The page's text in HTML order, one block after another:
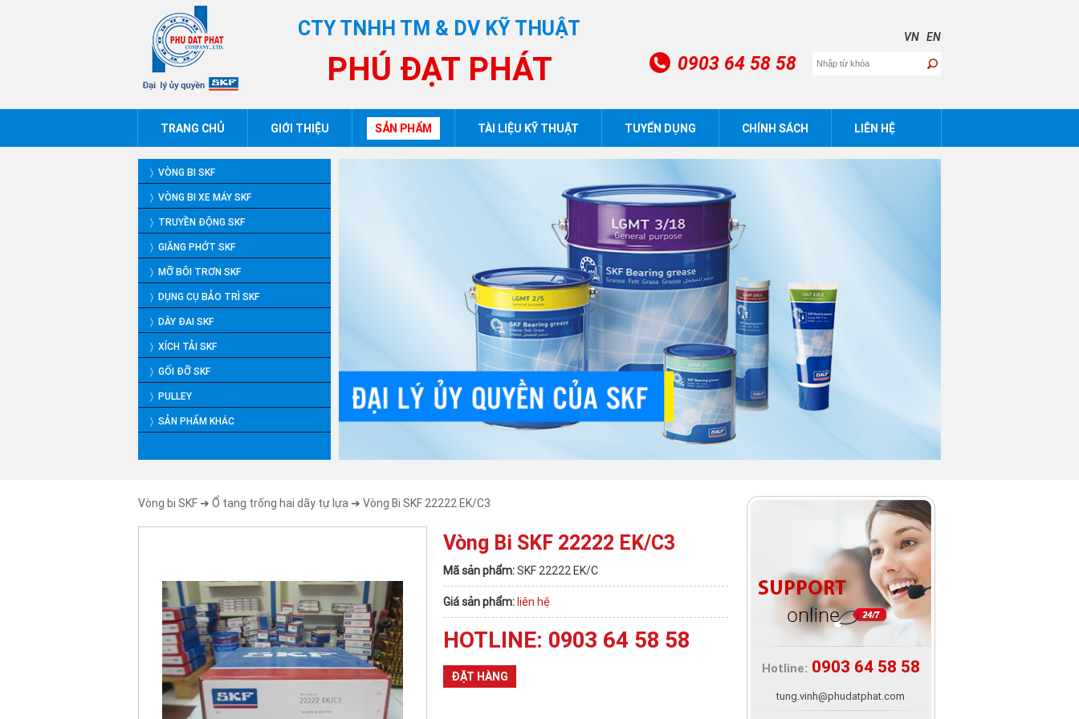
CTY TNHH TM & DV KỸ THUẬT
PHÚ ĐẠT PHÁT
VN EN
0903 64 58 58
TRANG CHỦ GIỚI THIỆU SẢN PHẨM TÀI LIỆU KỸ THUẬT TUYỂN DỤNG CHÍNH SÁCH LIÊN HỆ
〉 VÒNG BI SKF
〉 VÒNG BI XE MÁY SKF
〉 TRUYỀN ĐỘNG SKF
〉 GIĂNG PHỚT SKF
〉 MỠ BÔI TRƠN SKF
〉 DỤNG CỤ BẢO TRÌ SKF
〉 DÂY ĐAI SKF
〉 XÍCH TẢI SKF
〉 GỐI ĐỠ SKF
〉 PULLEY
〉 SẢN PHẨM KHÁC
Vòng bi SKF ➜ Ổ tang trống hai dãy tự lựa ➜ Vòng Bi SKF 22222 EK/C3
Vòng Bi SKF 22222 EK/C3
Mã sản phẩm:SKF 22222 EK/C
Giá sản phẩm:liên hệ
HOTLINE: 0903 64 58 58
ĐẶT HÀNG
Hotline: 0903 64 58 58
tung.vinh@phudatphat.com